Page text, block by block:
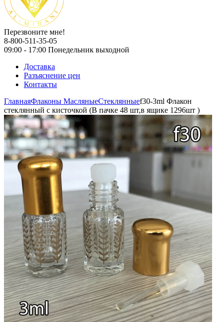
Перезвоните мне!
8-800-511-35-05
09:00 - 17:00 Понедельник выходной
Доставка
Разъяснение цен
Контакты
ГлавнаяФлаконы МасляныеСтеклянныеf30-3ml Флакон
стеклянный с кисточкой (В пачке 48 шт,в ящике 1296шт )